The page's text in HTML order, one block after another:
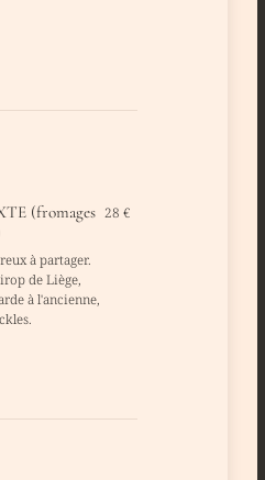
(fromages
à partager.
de Liège,
à l'ancienne,
28 €